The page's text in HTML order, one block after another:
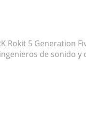
Rokit 5 Generation
de sonido